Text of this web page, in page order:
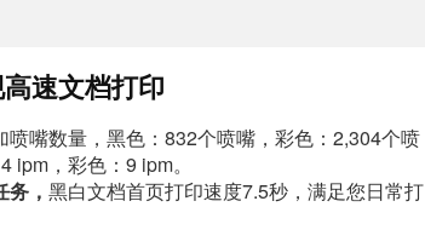
速文档打印
嘴数量，黑色：832个喷嘴，彩色：2,304个喷
ipm，彩色：9 ipm。
务，黑白文档首页打印速度7.5秒，满足您日常打